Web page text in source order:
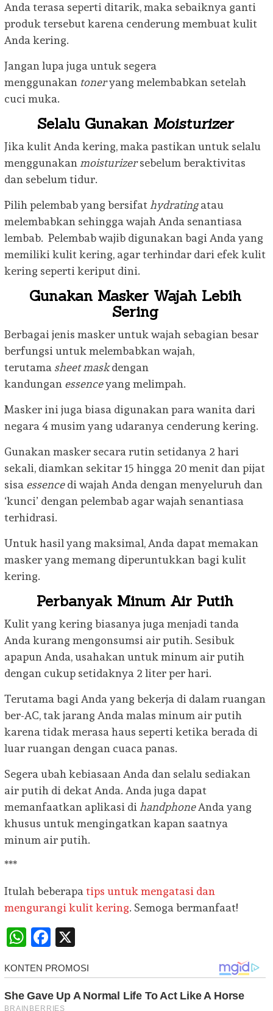
Anda terasa seperti ditarik, maka sebaiknya ganti
produk tersebut karena cenderung membuat kulit
Anda kering.
Jangan lupa juga untuk segera
menggunakan toneryang melembabkan setelah
cuci muka.
Selalu Gunakan Moisturizer
Jika kulit Anda kering, maka pastikan untuk selalu
menggunakanmoisturizersebelum beraktivitas
dan sebelum tidur.
Pilih pelembab yang bersifathydratingatau
melembabkan sehingga wajah Anda senantiasa
lembab. Pelembab wajib digunakan bagi Anda yang
memiliki kulit kering, agar terhindar dari efek kulit
kering seperti keriput dini.
Gunakan Masker Wajah Lebih
Sering
Berbagai jenis masker untuk wajah sebagian besar
berfungsi untuk melembabkan wajah,
terutama sheet maskdengan
kandungan essenceyang melimpah.
Masker ini juga biasa digunakan para wanita dari
negara 4 musim yang udaranya cenderung kering.
Gunakan masker secara rutin setidanya 2 hari
sekali, diamkan sekitar 15 hingga 20 menit dan pijat
sisa essencedi wajah Anda dengan menyeluruh dan
‘kunci’ dengan pelembab agar wajah senantiasa
terhidrasi.
Untuk hasil yang maksimal, Anda dapat memakan
masker yang memang diperuntukkan bagi kulit
kering.
Perbanyak Minum Air Putih
Kulit yang kering biasanya juga menjadi tanda
Anda kurang mengonsumsi air putih. Sesibuk
apapun Anda, usahakan untuk minum air putih
dengan cukup setidaknya 2 liter per hari.
Terutama bagi Anda yang bekerja di dalam ruangan
ber-AC, tak jarang Anda malas minum air putih
karena tidak merasa haus seperti ketika berada di
luar ruangan dengan cuaca panas.
Segera ubah kebiasaan Anda dan selalu sediakan
air putih di dekat Anda. Anda juga dapat
memanfaatkan aplikasi dihandphoneAnda yang
khusus untuk mengingatkan kapan saatnya
minum air putih.
***
Itulah beberapatips untuk mengatasi dan
mengurangi kulit kering. Semoga bermanfaat!
WhatsApp
Facebook